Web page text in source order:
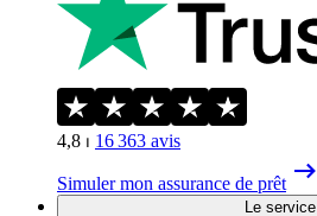
4,8 ⏐ 16 363 avis
Simuler mon assurance de prêt
Le service